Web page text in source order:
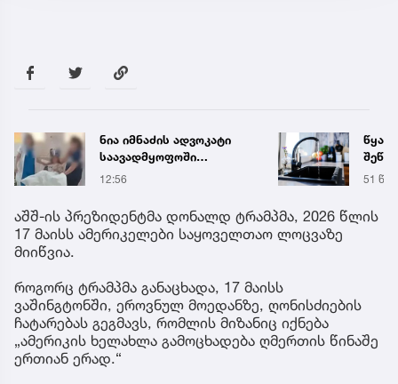
წყალი 16 საათით
შეწყდება - გადაამოწმეთ
მისამართები
51 წუთის წინ
„თუ
16:55
აშშ-ის პრეზიდენტმა დონალდ ტრამპმა, 2026 წლის
17 მაისს ამერიკელები საყოველთაო ლოცვაზე
მიიწვია.
როგორც ტრამპმა განაცხადა, 17 მაისს
ვაშინგტონში, ეროვნულ მოედანზე, ღონისძიების
ჩატარებას გეგმავს, რომლის მიზანიც იქნება
„ამერიკის ხელახლა გამოცხადება ღმერთის წინაშე
ერთიან ერად.“